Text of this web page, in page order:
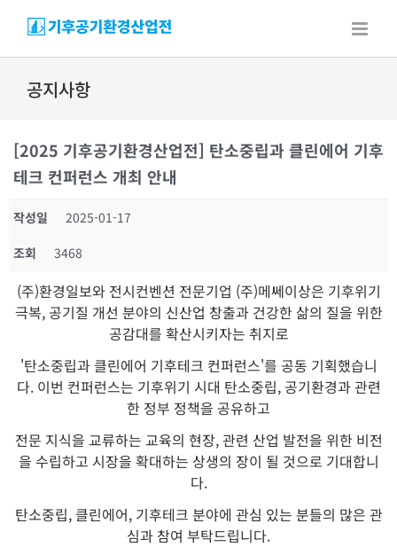
content
공지사항
[2025 기후공기환경산업전] 탄소중립과 클린에어 기후
테크 컨퍼런스 개최 안내
작성일
2025-01-17
조회
3468
(주)환경일보와 전시컨벤션 전문기업 (주)메쎄이상은 기후위기
극복, 공기질 개선 분야의 신산업 창출과 건강한 삶의 질을 위한
공감대를 확산시키자는 취지로
'탄소중립과 클린에어 기후테크 컨퍼런스'를 공동 기획했습니
다. 이번 컨퍼런스는 기후위기 시대 탄소중립, 공기환경과 관련
한 정부 정책을 공유하고
전문 지식을 교류하는 교육의 현장, 관련 산업 발전을 위한 비전
을 수립하고 시장을 확대하는 상생의 장이 될 것으로 기대합니
다.
탄소중립, 클린에어, 기후테크 분야에 관심 있는 분들의 많은 관
심과 참여 부탁드립니다.